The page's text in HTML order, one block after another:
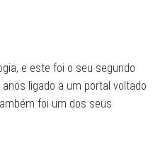
e este foi o seu segundo
ligado a um portal voltado
foi um dos seus